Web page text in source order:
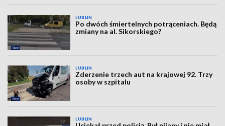
LUBLIN
Po dwóch śmiertelnych potrąceniach. Będą
zmiany na al. Sikorskiego?
LUBLIN
Zderzenie trzech aut na krajowej 92. Trzy
osoby w szpitalu
LUBLIN